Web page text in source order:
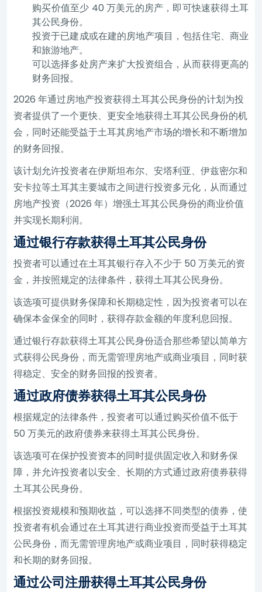
购买价值至少 40 万美元的房产，即可快速获得土耳
其公民身份。
投资于已建成或在建的房地产项目，包括住宅、商业
和旅游地产。
可以选择多处房产来扩大投资组合，从而获得更高的
财务回报。
2026 年通过房地产投资获得土耳其公民身份的计划为投
资者提供了一个更快、更安全地获得土耳其公民身份的机
会，同时还能受益于土耳其房地产市场的增长和不断增加
的财务回报。
该计划允许投资者在伊斯坦布尔、安塔利亚、伊兹密尔和
安卡拉等土耳其主要城市之间进行投资多元化，从而通过
房地产投资（2026 年）增强土耳其公民身份的商业价值
并实现长期利润。
通过银行存款获得土耳其公民身份
投资者可以通过在土耳其银行存入不少于 50 万美元的资
金，并按照规定的法律条件，获得土耳其公民身份。
该选项可提供财务保障和长期稳定性，因为投资者可以在
确保本金保全的同时，获得存款金额的年度利息回报。
通过银行存款获得土耳其公民身份适合那些希望以简单方
式获得公民身份，而无需管理房地产或商业项目，同时获
得稳定、安全的财务回报的投资者。
通过政府债券获得土耳其公民身份
根据规定的法律条件，投资者可以通过购买价值不低于
50 万美元的政府债券来获得土耳其公民身份。
该选项可在保护投资资本的同时提供固定收入和财务保
障，并允许投资者以安全、长期的方式通过政府债券获得
土耳其公民身份。
根据投资规模和预期收益，可以选择不同类型的债券，使
投资者有机会通过在土耳其进行商业投资而受益于土耳其
公民身份，而无需管理房地产或商业项目，同时获得稳定
和长期的财务回报。
通过公司注册获得土耳其公民身份